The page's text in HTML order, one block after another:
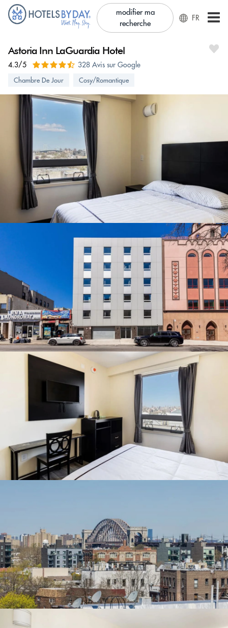
modifier ma
recherche
FR
Astoria Inn LaGuardia Hotel
4.3/5 328 Avis sur Google
Chambre De Jour Cosy/Romantique